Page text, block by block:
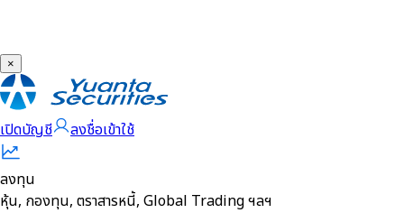
×
เปิดบัญชี ลงชื่อเข้าใช้
ลงทุน
หุ้น, กองทุน, ตราสารหนี้, Global Trading ฯลฯ